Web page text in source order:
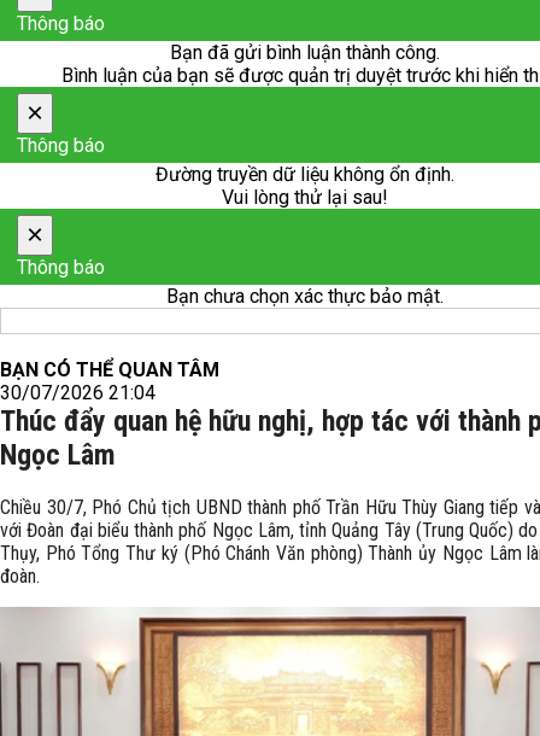
Thông báo
Bạn đã gửi bình luận thành công.
Bình luận của bạn sẽ được quản trị duyệt trước khi hiển
×
Thông báo
Đường truyền dữ liệu không ổn định.
Vui lòng thử lại sau!
×
Thông báo
Bạn chưa chọn xác thực bảo mật.
BẠN CÓ THỂ QUAN TÂM
30/07/2026 21:04
Thúc đẩy quan hệ hữu nghị, hợp tác với thành
Ngọc Lâm
Chiều 30/7, Phó Chủ tịch UBND thành phố Trần Hữu Thùy Giang tiếp
với Đoàn đại biểu thành phố Ngọc Lâm, tỉnh Quảng Tây (Trung Quốc)
Thụy, Phó Tổng Thư ký (Phó Chánh Văn phòng) Thành ủy Ngọc Lâm
đoàn.